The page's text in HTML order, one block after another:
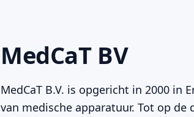
MedCaT BV
MedCaT B.V. is opgericht in 2000
van medische apparatuur. Tot op